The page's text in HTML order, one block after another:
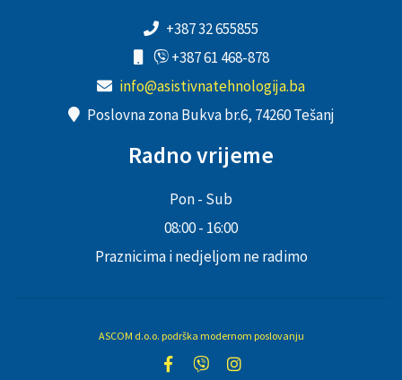
+387 32 655855
+387 61 468-878
info@asistivnatehnologija.ba
Poslovna zona Bukva br.6, 74260 Tešanj
Radno vrijeme
Pon - Sub
08:00 - 16:00
Praznicima i nedjeljom ne radimo
ASCOM d.o.o. podrška modernom poslovanju